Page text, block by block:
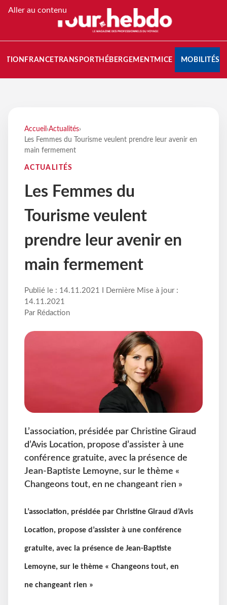
Aller au contenu
FRANCETRANSPORT HÉBERGEMENTMICE MOBILITÉS
Accueil ›Actualités›
Les Femmes du Tourisme veulent prendre leur avenir en
main fermement
ACTUALITÉS
Les Femmes du
Tourisme veulent
prendre leur avenir en
main fermement
Publié le : 14.11.2021 I Dernière Mise à jour :
14.11.2021
Par Rédaction
L’association, présidée par Christine Giraud
d’Avis Location, propose d’assister à une
conférence gratuite, avec la présence de
Jean-Baptiste Lemoyne, sur le thème «
Changeons tout, en ne changeant rien »
L’association, présidée par Christine Giraud d’Avis
Location, propose d’assister à une conférence
gratuite, avec la présence de Jean-Baptiste
Lemoyne, sur le thème « Changeons tout, en
ne changeant rien »